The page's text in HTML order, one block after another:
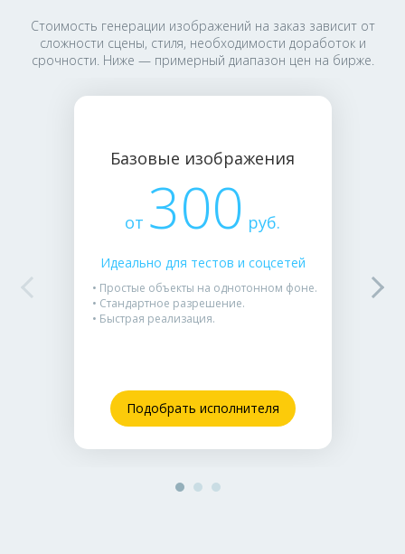
Стоимость генерации изображений на заказ зависит от
сложности сцены, стиля, необходимости доработок и
срочности. Ниже — примерный диапазон цен на бирже.
Базовые изображения
от 300 руб.
Идеально для тестов и соцсетей
• Простые объекты на однотонном фоне.
• Стандартное разрешение.
• Быстрая реализация.
Подобрать исполнителя